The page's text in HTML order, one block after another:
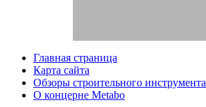
Главная страница
Карта сайта
Обзоры строительного инструмента
О концерне Metabo